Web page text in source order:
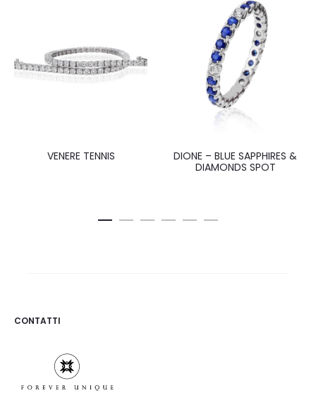
VENERE TENNIS
DIONE – BLUE SAPPHIRES &
DIAMONDS SPOT
CONTATTI